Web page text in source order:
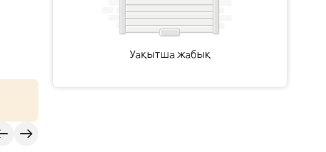
Уақытша жабық